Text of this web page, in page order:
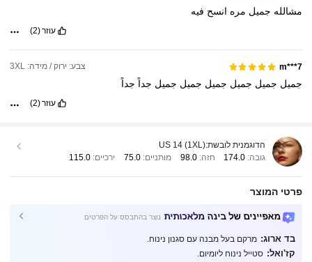
مشالله جميل مره انسح فيه
עוזר(2)
m***7 צבע: ירוק / מידה: 3XL
جميل جميل جميل جميل جميل جميل جداً جداً
עוזר(2)
הדוגמנית לובשת:US 14 (1XL)
גובה: 174.0 חזה:98.0 מותניים: 75.0 ירכיים: 115.0
פרטי המוצר
מאפיינים של בינה מלאכותית נוצר בהתבסס על הפרטים
בד ארוג: מרקם בעל מבנה עם סגנון נינוח.
קז'ואל: סטייל נינוח ליומיום.
4.80 90K עוקבים